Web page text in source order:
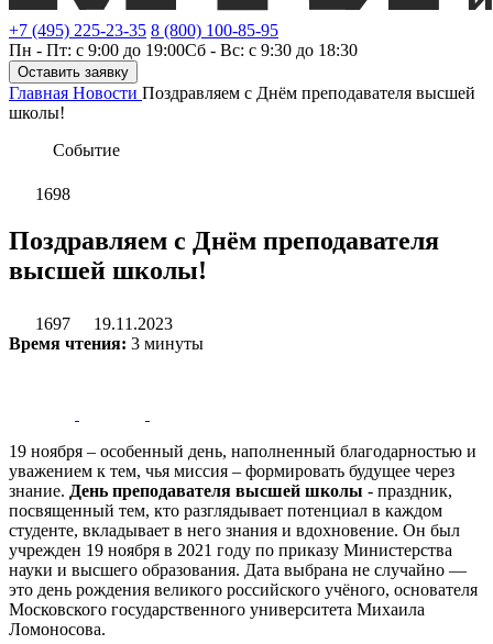
+7 (495) 225-23-35 8 (800) 100-85-95
Пн - Пт: с 9:00 до 19:00Сб - Вс: с 9:30 до 18:30
Оставить заявку
Главная Новости Поздравляем с Днём преподавателя высшей
школы!
Событие
1698
Поздравляем с Днём преподавателя
высшей школы!
1697
19.11.2023
Время чтения: 3 минуты
19 ноября – особенный день, наполненный благодарностью и
уважением к тем, чья миссия – формировать будущее через
знание. День преподавателя высшей школы - праздник,
посвященный тем, кто разглядывает потенциал в каждом
студенте, вкладывает в него знания и вдохновение. Он был
учрежден 19 ноября в 2021 году по приказу Министерства
науки и высшего образования. Дата выбрана не случайно —
это день рождения великого российского учёного, основателя
Московского государственного университета Михаила
Ломоносова.